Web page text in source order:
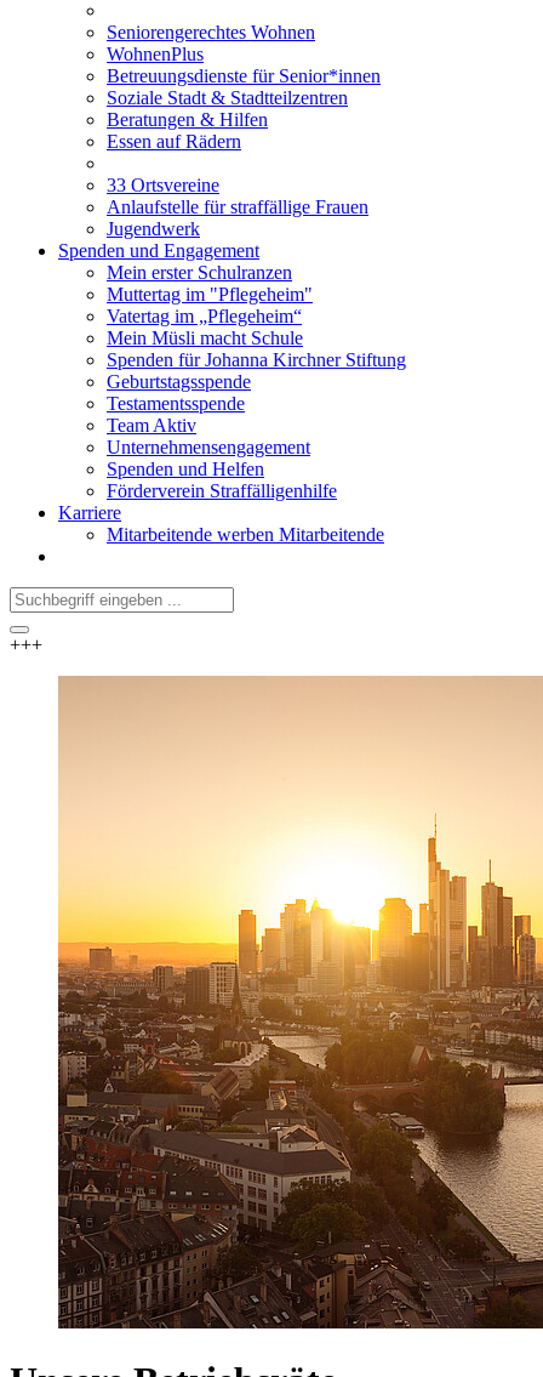
Seniorengerechtes Wohnen
WohnenPlus
Betreuungsdienste für Senior*innen
Soziale Stadt & Stadtteilzentren
Beratungen & Hilfen
Essen auf Rädern
33 Ortsvereine
Anlaufstelle für straffällige Frauen
Jugendwerk
Spenden und Engagement
Mein erster Schulranzen
Muttertag im "Pflegeheim"
Vatertag im „Pflegeheim“
Mein Müsli macht Schule
Spenden für Johanna Kirchner Stiftung
Geburtstagsspende
Testamentsspende
Team Aktiv
Unternehmensengagement
Spenden und Helfen
Förderverein Straffälligenhilfe
Karriere
Mitarbeitende werben Mitarbeitende
+++